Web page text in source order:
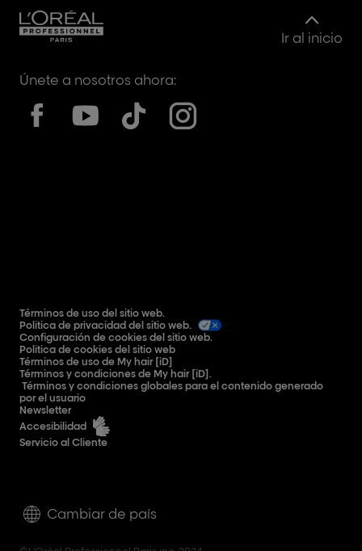
Ir al inicio
Únete a nosotros ahora:
Cambiar de país
Términos de uso del sitio web.
Política de privacidad del sitio web.
Configuración de cookies del sitio web.
Política de cookies del sitio web
Términos de uso de My hair [iD]
Términos y condiciones de My hair [iD].
Términos y condiciones globales para el contenido generado
por el usuario
Newsletter
Accesibilidad
Servicio al Cliente